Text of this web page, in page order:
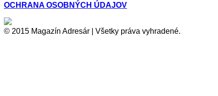
OCHRANA OSOBNÝCH ÚDAJOV
© 2015 Magazín Adresár | Všetky práva vyhradené.